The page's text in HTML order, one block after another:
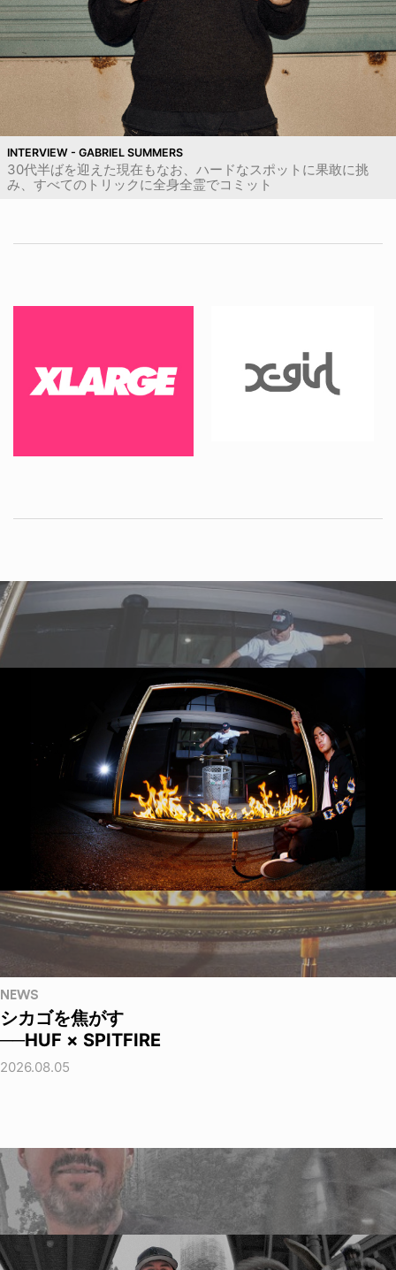
INTERVIEW - GABRIEL SUMMERS
30代半ばを迎えた現在もなお、ハードなスポットに果敢に挑
み、すべてのトリックに全身全霊でコミット
NEWS
シカゴを焦がす
──HUF × SPITFIRE
2026.08.05